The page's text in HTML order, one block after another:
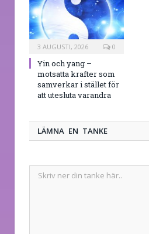
3 AUGUSTI, 2026 0
Yin och yang –
motsatta krafter som
samverkar i stället för
att utesluta varandra
LÄMNA EN TANKE